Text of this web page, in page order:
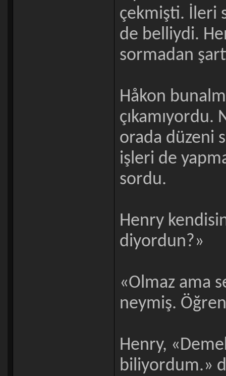
çekmişti. İleri
de belliydi.
sormadan
Håkon
çıkamıyordu.
orada düzeni
işleri de
sordu.
Henry
diyordun?»
«Olmaz ama
neymiş.
Henry,
biliyordum.»